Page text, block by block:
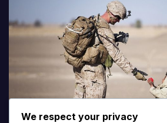
We respect your privacy